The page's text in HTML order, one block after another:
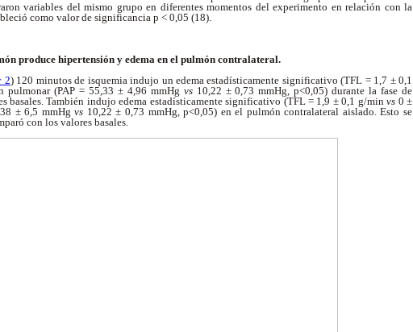
variables del mismo grupo en diferentes momentos del experimento en relación con la
como valor de significancia p < 0,05 (18).
produce hipertensión y edema en el pulmón contralateral.
2) 120 minutos de isquemia indujo un edema estadísticamente significativo (TFL = 1,7 ± 0,1
(PAP = 55,33 ± 4,96 mmHg vs 10,22 ± 0,73 mmHg, p<0,05) durante la fase de
basales. También indujo edema estadísticamente significativo (TFL = 1,9 ± 0,1 g/minvs 0 ±
± 6,5 mmHgvs 10,22 ± 0,73 mmHg, p<0,05) en el pulmón contralateral aislado. Esto se
con los valores basales.